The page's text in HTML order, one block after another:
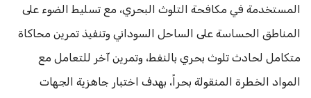
المستخدمة في مكافحة التلوث البحري، مع تسليط الضوء على
المناطق الحساسة على الساحل السوداني وتنفيذ تمرين محاكاة
متكامل لحادث تلوث بحري بالنفط، وتمرين آخر للتعامل مع
المواد الخطرة المنقولة بحراً، بهدف اختبار جاهزية الجهات